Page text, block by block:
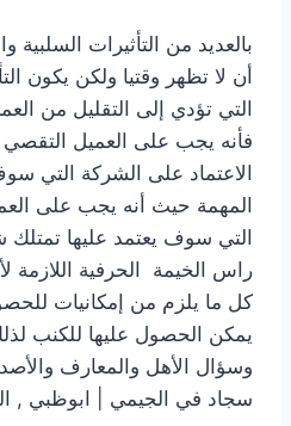
بالعديد من التأثيرات
أن لا تظهر وقتيا ولكن يكون
التي تؤدي إلى التقليل من
فأنه يجب على العميل
الاعتماد على الشركة التي
المهمة حيث أنه يجب على
التي سوف يعتمد عليها
راس الخيمة الحرفية اللازمة
كل ما يلزم من إمكانيات
يمكن الحصول عليها للكنب
وسؤال الأهل والمعارف
سجاد في الجيمي | ابوظبي ,